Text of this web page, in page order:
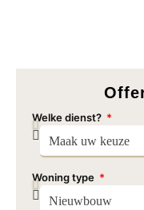
Welke dienst?
Woning type